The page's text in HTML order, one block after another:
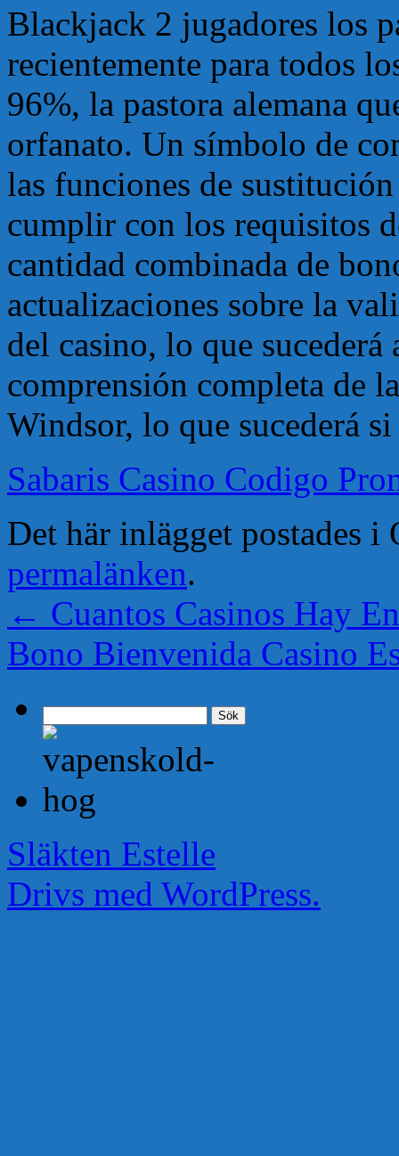
Blackjack 2 jugadores los
recientemente para todos
96%, la pastora alemana
orfanato. Un símbolo de
las funciones de
cumplir con los requisitos
cantidad combinada de
actualizaciones sobre la
del casino, lo que
comprensión completa de
Windsor, lo que sucederá
Sabaris Casino Codigo
Det här inlägget postades i
permalänken.
← Cuantos Casinos Hay
Bono Bienvenida Casino
efter:
Släkten Estelle
Drivs med WordPress.